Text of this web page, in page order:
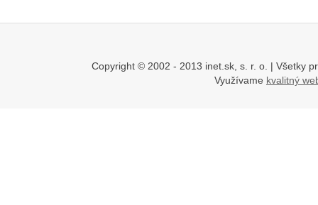
Copyright © 2002 - 2013 inet.sk, s. r. o. | Všetky
Využívame kvalitný